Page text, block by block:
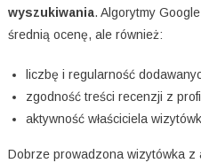
wyszukiwania. Algorytmy
średnią ocenę, ale również:
liczbę i regularność
zgodność treści recenzji z
aktywność właściciela
Dobrze prowadzona wizytówka z